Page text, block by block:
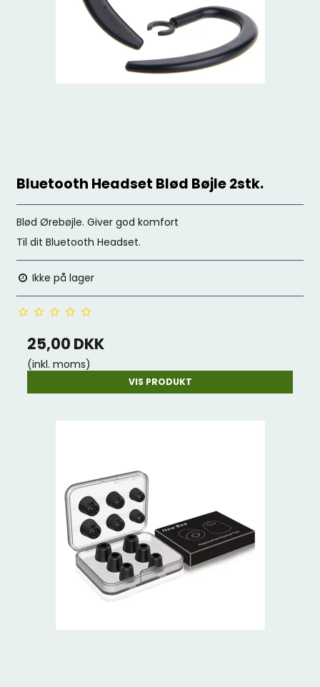
Bluetooth Headset Blød Bøjle 2stk.
Blød Ørebøjle. Giver god komfort
Til dit Bluetooth Headset.
Ikke på lager
25,00 DKK
(inkl. moms)
VIS PRODUKT